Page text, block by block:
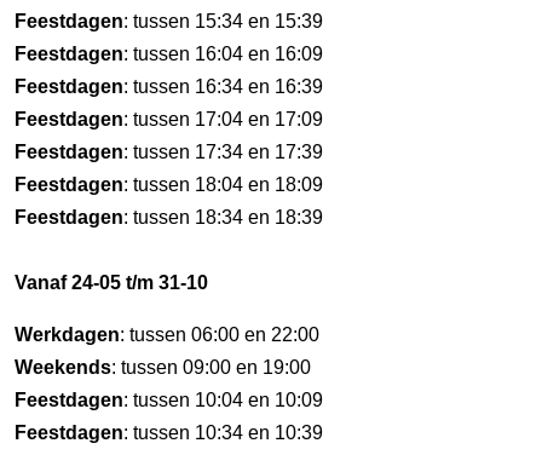
Feestdagen: tussen 15:34 en 15:39
Feestdagen: tussen 16:04 en 16:09
Feestdagen: tussen 16:34 en 16:39
Feestdagen: tussen 17:04 en 17:09
Feestdagen: tussen 17:34 en 17:39
Feestdagen: tussen 18:04 en 18:09
Feestdagen: tussen 18:34 en 18:39
Vanaf 24-05 t/m 31-10
Werkdagen: tussen 06:00 en 22:00
Weekends: tussen 09:00 en 19:00
Feestdagen: tussen 10:04 en 10:09
Feestdagen: tussen 10:34 en 10:39